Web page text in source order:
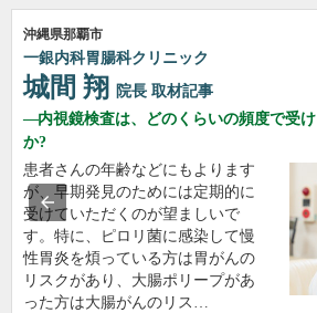
沖縄県那覇市
一銀内科胃腸科クリニック
城間 翔 院長 取材記事
内視鏡検査は、どのくらいの頻度で受
か?
患者さんの年齢などにもよります
が、早期発見のためには定期的に
受けていただくのが望ましいで
す。特に、ピロリ菌に感染して慢
性胃炎を煩っている方は胃がんの
リスクがあり、大腸ポリープがあ
った方は大腸がんのリス…